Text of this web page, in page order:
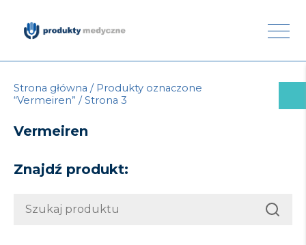
Strona główna / Produkty oznaczone
“Vermeiren” / Strona 3
Vermeiren
Znajdź produkt: